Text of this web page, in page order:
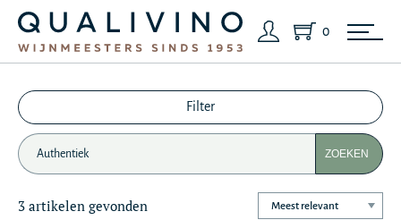
0
Filter
ZOEKEN
3 artikelen gevonden